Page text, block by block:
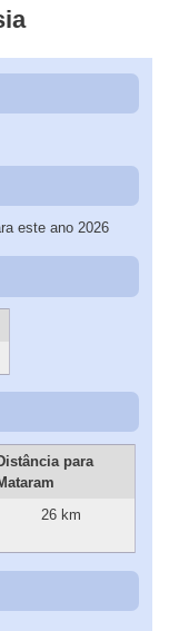
este ano 2026
para
26 km